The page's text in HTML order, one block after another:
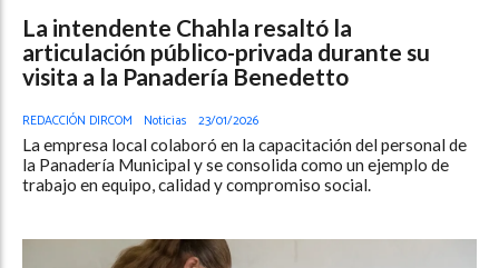
La intendente Chahla resaltó la
articulación público-privada durante su
visita a la Panadería Benedetto
REDACCIÓN DIRCOM Noticias 23/01/2026
La empresa local colaboró en la capacitación del personal de
la Panadería Municipal y se consolida como un ejemplo de
trabajo en equipo, calidad y compromiso social.